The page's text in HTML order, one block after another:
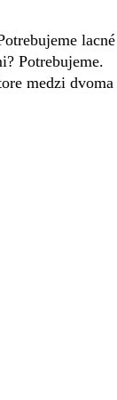
lacné
Potrebujeme.
medzi dvoma